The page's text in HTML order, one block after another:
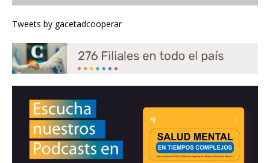
Tweets by gacetadcooperar